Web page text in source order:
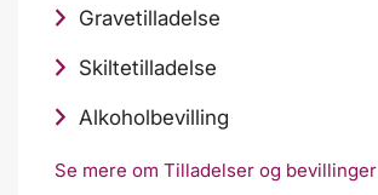
Gravetilladelse
Skiltetilladelse
Alkoholbevilling
Se mere om Tilladelser og bevillinger